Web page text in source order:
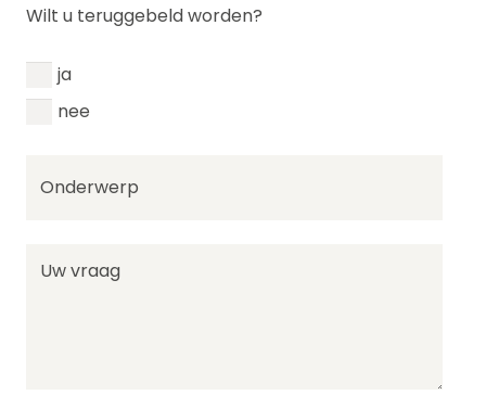
Wilt u teruggebeld worden?
ja
nee